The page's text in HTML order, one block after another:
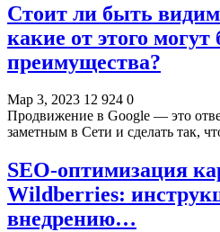
Стоит ли быть
какие от этого могут
преимущества?
Мар 3, 2023 12 924 0
Продвижение в Google — это
заметным в Сети и сделать так,
SEO-оптимизация
Wildberries:
внедрению…